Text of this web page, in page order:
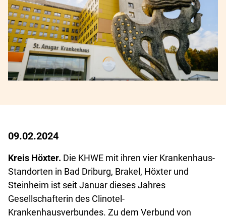
09.02.2024
Kreis Höxter. Die KHWE mit ihren vier Krankenhaus-
Standorten in Bad Driburg, Brakel, Höxter und
Steinheim ist seit Januar dieses Jahres
Gesellschafterin des Clinotel-
Krankenhausverbundes. Zu dem Verbund von